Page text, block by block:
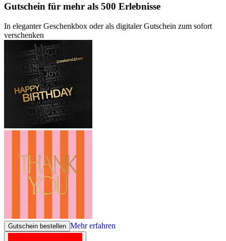
Gutschein für mehr als 500 Erlebnisse
In eleganter Geschenkbox oder als digitaler Gutschein zum sofort
verschenken
Gutschein bestellen Mehr erfahren